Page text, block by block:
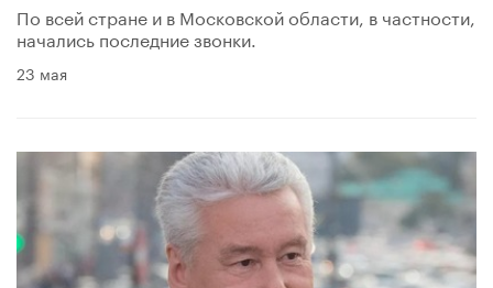
По всей стране и в Московской области, в частности,
начались последние звонки.
23 мая